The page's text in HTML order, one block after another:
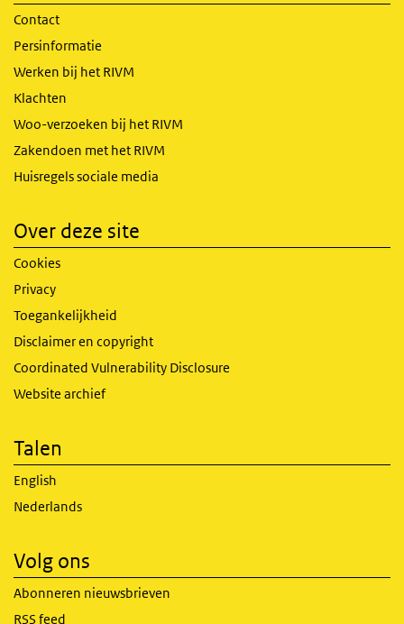
Contact
Persinformatie
Werken bij het RIVM
Klachten
Woo-verzoeken bij het RIVM
Zakendoen met het RIVM
Huisregels sociale media
Over deze site
Cookies
Privacy
Toegankelijkheid
Disclaimer en copyright
Coordinated Vulnerability Disclosure
Website archief
Talen
English
Nederlands
Volg ons
Abonneren nieuwsbrieven
RSS feed